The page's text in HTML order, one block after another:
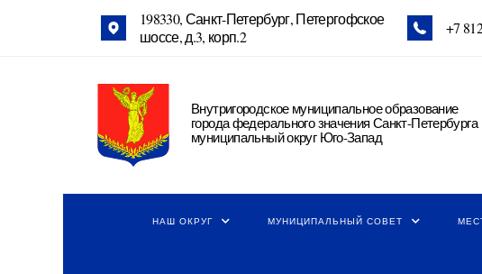
198330, Санкт-Петербург, Петергофское
шоссе, д.3, корп.2
+7
Внутригородское муниципальное образование
города федерального значения Санкт-Петербурга
муниципальный округ Юго-Запад
НАШ ОКРУГ МУНИЦИПАЛЬНЫЙ СОВЕТ